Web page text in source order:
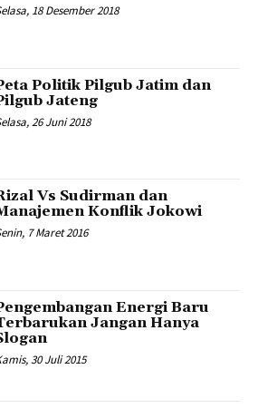
18 Desember 2018
Politik Pilgub Jatim dan
Jateng
26 Juni 2018
Vs Sudirman dan
Konflik Jokowi
7 Maret 2016
Energi Baru
Jangan Hanya
30 Juli 2015